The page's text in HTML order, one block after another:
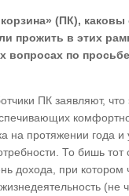
(ПК), каковы
прожить в этих
вопросах по
ПК заявляют,
на протяжении года
То бишь тот
дохода, при котором
(не